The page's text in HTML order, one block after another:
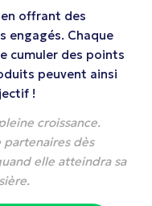
offrant des
engagés. Chaque
cumuler des points
peuvent ainsi
!
croissance.
partenaires dès
elle atteindra sa